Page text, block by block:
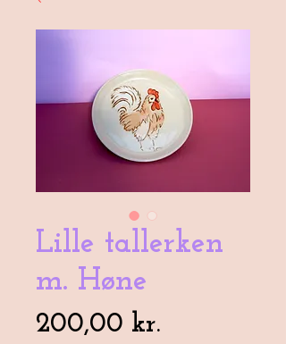
Lille tallerken
m. Høne
200,00 kr.Pris